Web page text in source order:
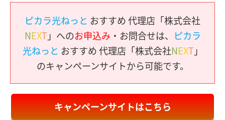
ピカラ光ねっと おすすめ 代理店「株式会社
NEXT」へのお申込み ・お問合せは、
ピカラ
光ねっと おすすめ 代理店「株式会社NEXT」
のキャンペーンサイトから可能です。
キャンペーンサイトはこちら